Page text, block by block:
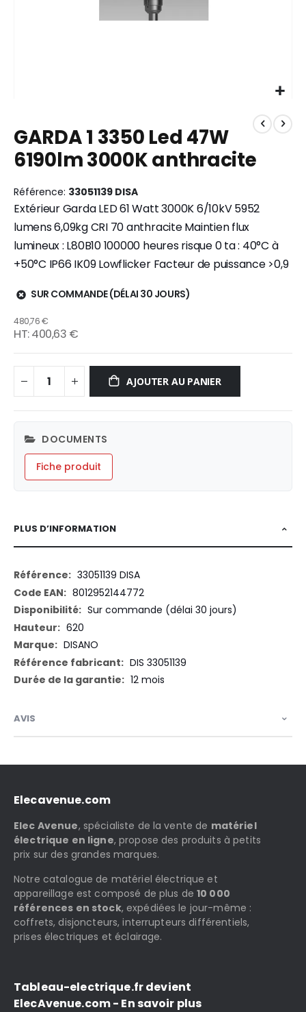
the
beginning
of
images
gallery
GARDA 1 3350 Led 47W
6190lm 3000K anthracite
Référence 33051139 DISA
Extérieur Garda LED 61 Watt 3000K 6/10kV 5952
lumens 6,09kg CRI 70 anthracite Maintien flux
lumineux : L80B10 100000 heures risque 0 ta : 40°C à
+50°C IP66 IK09 Lowflicker Facteur de puissance >0,9
SUR COMMANDE (DÉLAI 30 JOURS)
480,76 €
400,63 €
AJOUTER AU PANIER
DOCUMENTS
Fiche produit
PLUS D’INFORMATION
Plus
d’information
33051139 DISA
8012952144772
Sur commande (délai 30 jours)
620
DISANO
DIS 33051139
12 mois
AVIS
Elecavenue.com
Elec Avenue, spécialiste de la vente de matériel
électrique en ligne, propose des produits à petits
prix sur des grandes marques.
Notre catalogue de matériel électrique et
appareillage est composé de plus de10 000
références en stock, expédiées le jour-même :
coffrets, disjoncteurs, interrupteurs différentiels,
prises électriques et éclairage.
Tableau-electrique.fr devient
ElecAvenue.com - En savoir plus